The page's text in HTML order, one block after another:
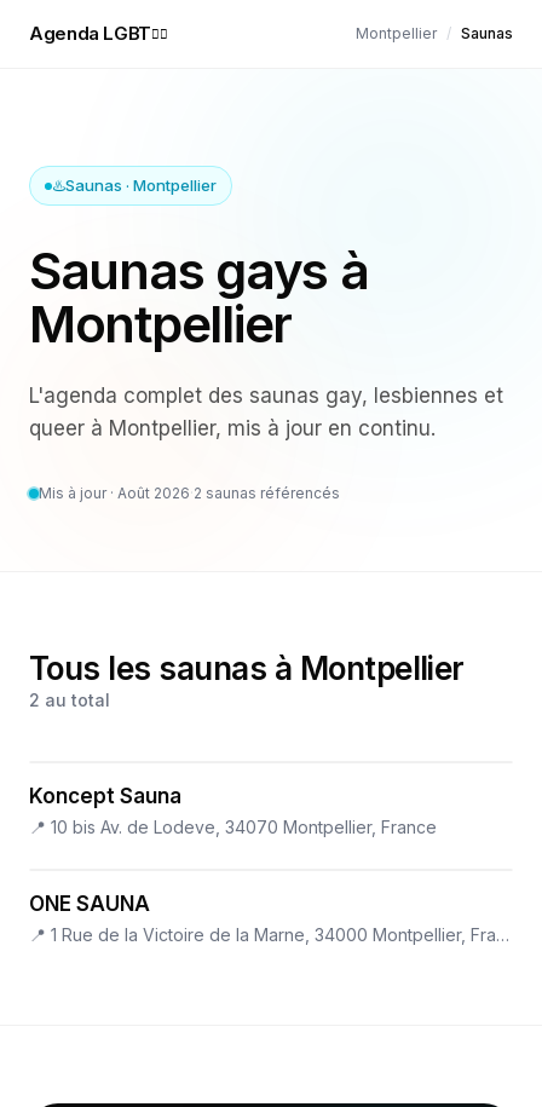
Agenda LGBT🏳️‍🌈 Montpellier / Saunas
♨️Saunas · Montpellier
Saunas gays à
Montpellier
L'agenda complet des saunas gay, lesbiennes et
queer à Montpellier, mis à jour en continu.
Mis à jour · Août 2026·2 saunas référencés
Tous les saunas à Montpellier
2 au total
Koncept Sauna
📍 10 bis Av. de Lodeve, 34070 Montpellier, France
ONE SAUNA
📍 1 Rue de la Victoire de la Marne, 34000 Montpellier, France